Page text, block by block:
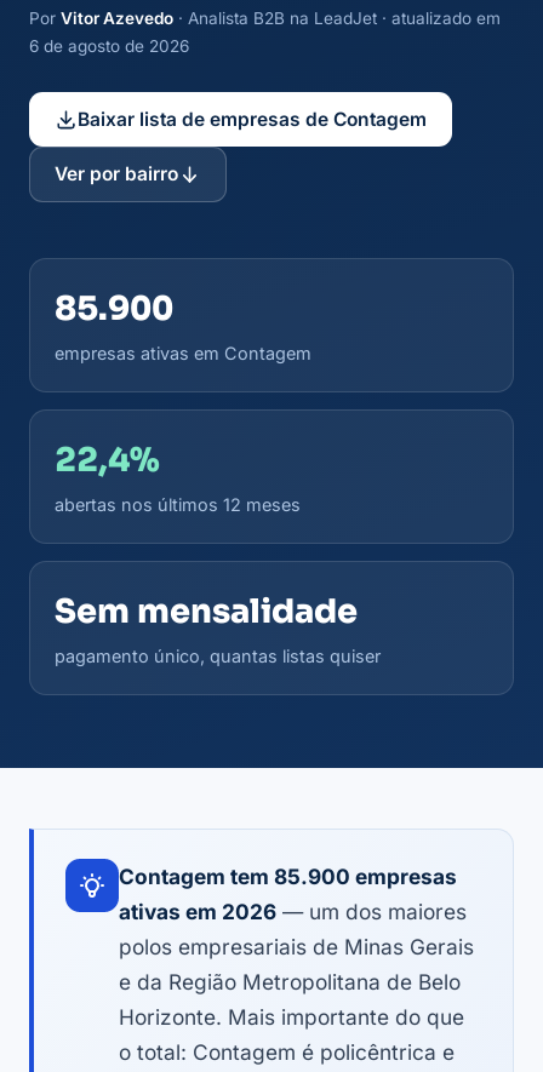
Por Vitor Azevedo · Analista B2B na LeadJet · atualizado em
6 de agosto de 2026
Baixar lista de empresas de Contagem
Ver por bairro
85.900
empresas ativas em Contagem
22,4%
abertas nos últimos 12 meses
Sem mensalidade
pagamento único, quantas listas quiser
Contagem tem 85.900 empresas
ativas em 2026 — um dos maiores
polos empresariais de Minas Gerais
e da Região Metropolitana de Belo
Horizonte. Mais importante do que
o total: Contagem é policêntrica e